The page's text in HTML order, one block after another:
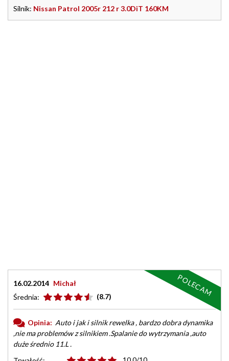
Silnik: Nissan Patrol 2005r 212 r 3.0DiT 160KM
16.02.2014 Michał
Średnia:
(8.7)
Opinia: Auto i jak i silnik rewelka , bardzo dobra dynamika
,nie ma problemów z silnikiem .Spalanie do wytrzymania ,auto
duże średnio 11.L .
POLECAM